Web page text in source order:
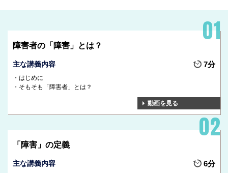
障害者の「障害」とは？
主な講義内容 7分
はじめに
そもそも「障害者」とは？
動画を見る
「障害」の定義
主な講義内容 6分